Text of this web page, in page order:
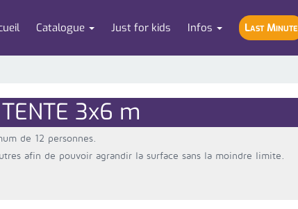
Catalogue Just for kids Infos Last Minute
TENTE 3x6 m
de 12 personnes.
afin de pouvoir agrandir la surface sans la moindre limite.